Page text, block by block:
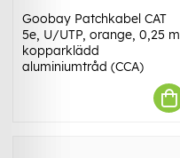
Goobay Patchkabel CAT
5e, U/UTP, orange, 0,25 m
kopparklädd
aluminiumtråd (CCA)